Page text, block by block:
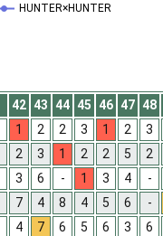
HUNTER×HUNTER
42 43 44 45 46 47 48
1 2 2 3 1 2 3
2 3 1 2 2 5 2
3 6 - 1 3 4 -
7 4 8 4 5 6 -
4 7 6 5 6 3 6